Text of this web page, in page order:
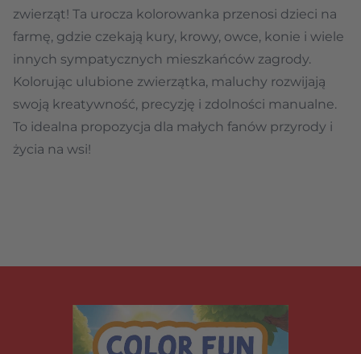
zwierząt! Ta urocza kolorowanka przenosi dzieci na
farmę, gdzie czekają kury, krowy, owce, konie i wiele
innych sympatycznych mieszkańców zagrody.
Kolorując ulubione zwierzątka, maluchy rozwijają
swoją kreatywność, precyzję i zdolności manualne.
To idealna propozycja dla małych fanów przyrody i
życia na wsi!